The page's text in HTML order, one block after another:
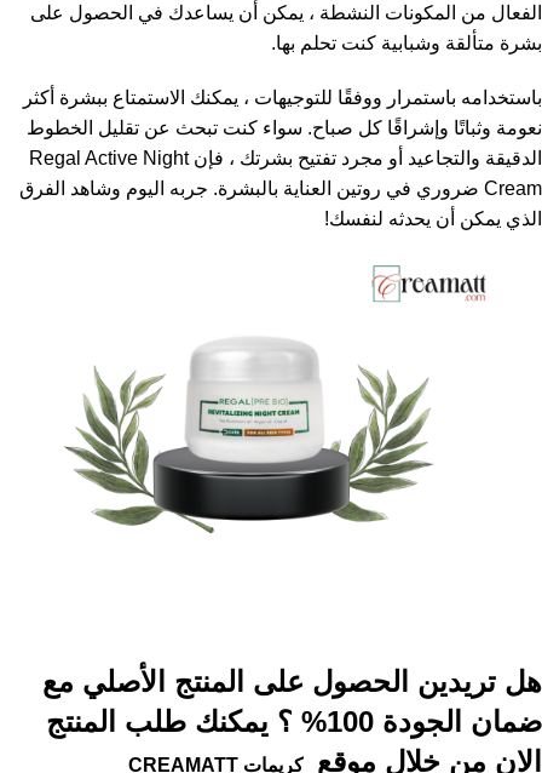
الفعال من المكونات النشطة ، يمكن أن يساعدك في الحصول على
بشرة متألقة وشبابية كنت تحلم بها.
باستخدامه باستمرار ووفقًا للتوجيهات ، يمكنك الاستمتاع ببشرة أكثر
نعومة وثباتًا وإشراقًا كل صباح. سواء كنت تبحث عن تقليل الخطوط
الدقيقة والتجاعيد أو مجرد تفتيح بشرتك ، فإن Regal Active Night
Cream ضروري في روتين العناية بالبشرة. جربه اليوم وشاهد الفرق
الذي يمكن أن يحدثه لنفسك!
هل تريدين الحصول على المنتج الأصلي مع
ضمان الجودة 100% ؟ يمكنك طلب المنتج
الان من خلال موقع
كريمات CREAMATT